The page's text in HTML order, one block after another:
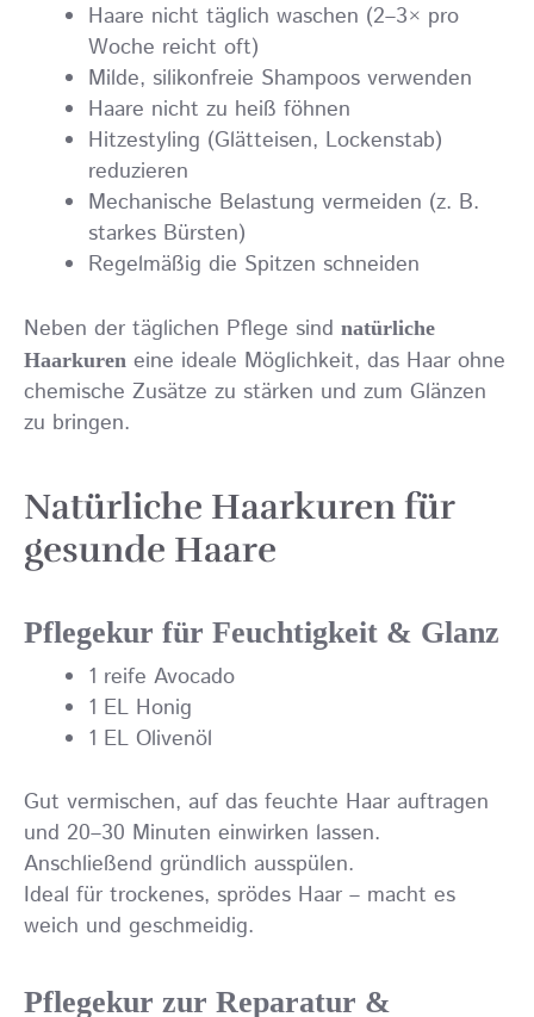
Haare nicht täglich waschen (2–3× pro
Woche reicht oft)
Milde, silikonfreie Shampoos verwenden
Haare nicht zu heiß föhnen
Hitzestyling (Glätteisen, Lockenstab)
reduzieren
Mechanische Belastung vermeiden (z. B.
starkes Bürsten)
Regelmäßig die Spitzen schneiden
Neben der täglichen Pflege sind natürliche
Haarkuren eine ideale Möglichkeit, das Haar ohne
chemische Zusätze zu stärken und zum Glänzen
zu bringen.
Natürliche Haarkuren für
gesunde Haare
Pflegekur für Feuchtigkeit & Glanz
1 reife Avocado
1 EL Honig
1 EL Olivenöl
Gut vermischen, auf das feuchte Haar auftragen
und 20–30 Minuten einwirken lassen.
Anschließend gründlich ausspülen.
Ideal für trockenes, sprödes Haar – macht es
weich und geschmeidig.
Pflegekur zur Reparatur &